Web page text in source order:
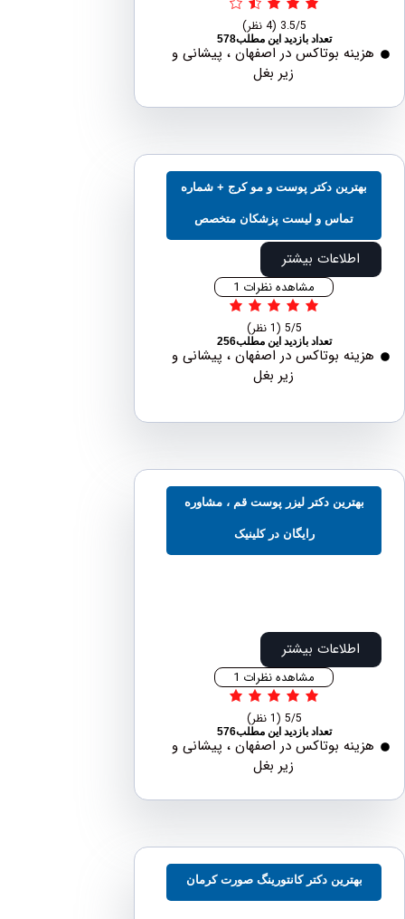
تعداد بازدید این مطلب578
بوتاکس در اصفهان ، پیشانی و
دکتر پوست و مو کرج + شماره
تماس و لیست پزشکان متخصص
اطلاعات بیشتر
مشاهده نظرات 1
تعداد بازدید این مطلب256
بوتاکس در اصفهان ، پیشانی و
دکتر ليزر پوست قم ، مشاوره
رایگان در کلینیک
اطلاعات بیشتر
مشاهده نظرات 1
تعداد بازدید این مطلب576
بوتاکس در اصفهان ، پیشانی و
دکتر کانتورینگ صورت کرمان